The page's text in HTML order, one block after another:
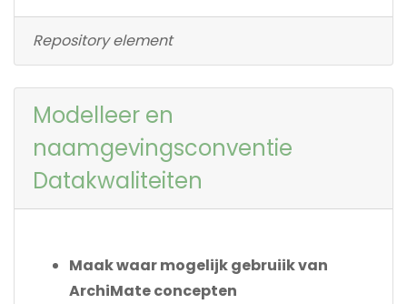
Repository element
Modelleer en
naamgevingsconventie
Datakwaliteiten
Maak waar mogelijk gebruiik van
ArchiMate concepten